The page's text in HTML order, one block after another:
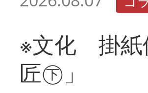
※文化 掛紙
匠㊦」